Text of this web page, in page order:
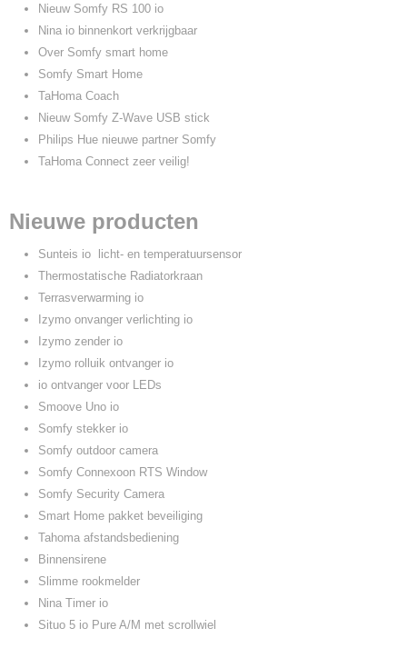
Nieuw Somfy RS 100 io
Nina io binnenkort verkrijgbaar
Over Somfy smart home
Somfy Smart Home
TaHoma Coach
Nieuw Somfy Z-Wave USB stick
Philips Hue nieuwe partner Somfy
TaHoma Connect zeer veilig!
Nieuwe producten
Sunteis io licht- en temperatuursensor
Thermostatische Radiatorkraan
Terrasverwarming io
Izymo onvanger verlichting io
Izymo zender io
Izymo rolluik ontvanger io
io ontvanger voor LEDs
Smoove Uno io
Somfy stekker io
Somfy outdoor camera
Somfy Connexoon RTS Window
Somfy Security Camera
Smart Home pakket beveiliging
Tahoma afstandsbediening
Binnensirene
Slimme rookmelder
Nina Timer io
Situo 5 io Pure A/M met scrollwiel